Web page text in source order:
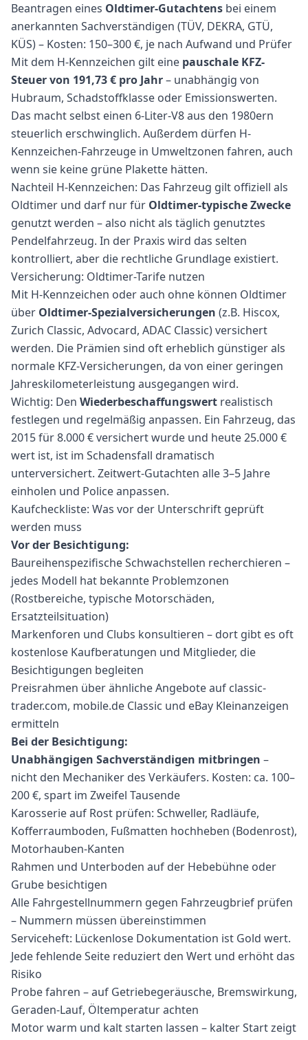
Beantragen eines Oldtimer-Gutachtens bei einem
anerkannten Sachverständigen (TÜV, DEKRA, GTÜ,
KÜS) – Kosten: 150–300 €, je nach Aufwand und Prüfer
Mit dem H-Kennzeichen gilt eine pauschale KFZ-
Steuer von 191,73 € pro Jahr– unabhängig von
Hubraum, Schadstoffklasse oder Emissionswerten.
Das macht selbst einen 6-Liter-V8 aus den 1980ern
steuerlich erschwinglich. Außerdem dürfen H-
Kennzeichen-Fahrzeuge in Umweltzonen fahren, auch
wenn sie keine grüne Plakette hätten.
Nachteil H-Kennzeichen: Das Fahrzeug gilt offiziell als
Oldtimer und darf nur für Oldtimer-typische Zwecke
genutzt werden – also nicht als täglich genutztes
Pendelfahrzeug. In der Praxis wird das selten
kontrolliert, aber die rechtliche Grundlage existiert.
Versicherung: Oldtimer-Tarife nutzen
Mit H-Kennzeichen oder auch ohne können Oldtimer
über Oldtimer-Spezialversicherungen (z.B. Hiscox,
Zurich Classic, Advocard, ADAC Classic) versichert
werden. Die Prämien sind oft erheblich günstiger als
normale KFZ-Versicherungen, da von einer geringen
Jahreskilometerleistung ausgegangen wird.
Wichtig: Den Wiederbeschaffungswert realistisch
festlegen und regelmäßig anpassen. Ein Fahrzeug, das
2015 für 8.000 € versichert wurde und heute 25.000 €
wert ist, ist im Schadensfall dramatisch
unterversichert. Zeitwert-Gutachten alle 3–5 Jahre
einholen und Police anpassen.
Kaufcheckliste: Was vor der Unterschrift geprüft
werden muss
Vor der Besichtigung:
Baureihenspezifische Schwachstellen recherchieren –
jedes Modell hat bekannte Problemzonen
(Rostbereiche, typische Motorschäden,
Ersatzteilsituation)
Markenforen und Clubs konsultieren – dort gibt es oft
kostenlose Kaufberatungen und Mitglieder, die
Besichtigungen begleiten
Preisrahmen über ähnliche Angebote auf classic-
trader.com, mobile.de Classic und eBay Kleinanzeigen
ermitteln
Bei der Besichtigung:
Unabhängigen Sachverständigen mitbringen –
nicht den Mechaniker des Verkäufers. Kosten: ca. 100–
200 €, spart im Zweifel Tausende
Karosserie auf Rost prüfen: Schweller, Radläufe,
Kofferraumboden, Fußmatten hochheben (Bodenrost),
Motorhauben-Kanten
Rahmen und Unterboden auf der Hebebühne oder
Grube besichtigen
Alle Fahrgestellnummern gegen Fahrzeugbrief prüfen
– Nummern müssen übereinstimmen
Serviceheft: Lückenlose Dokumentation ist Gold wert.
Jede fehlende Seite reduziert den Wert und erhöht das
Risiko
Probe fahren – auf Getriebegeräusche, Bremswirkung,
Geraden-Lauf, Öltemperatur achten
Motor warm und kalt starten lassen – kalter Start zeigt